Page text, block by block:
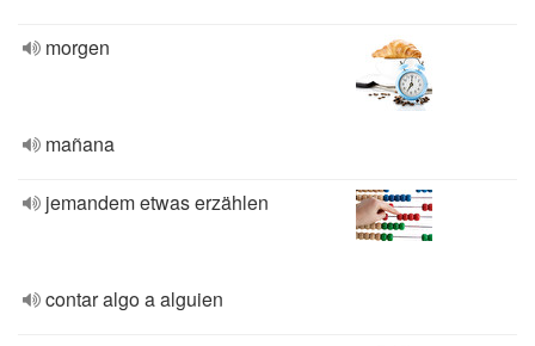
morgen
mañana
jemandem etwas erzählen
contar algo a alguien